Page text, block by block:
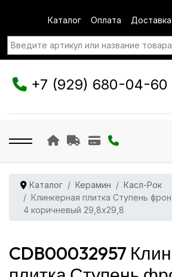
Каталог Оплата Доставка
+7 (929) 680-04-60
Каталог Керамин
Касл-Рок
Клинкерная плитка Ступень
4 коричневый 29,8x29,8
CDB00032957